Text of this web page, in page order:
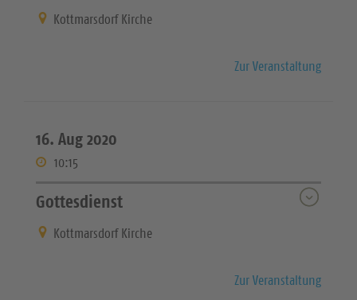
Kottmarsdorf Kirche
Zur Veranstaltung
16. Aug 2020
10:15
Gottesdienst
Kottmarsdorf Kirche
Zur Veranstaltung